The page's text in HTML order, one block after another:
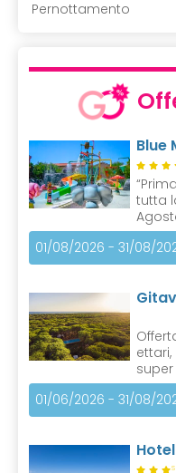
Pernottamento
Blue
tutta
01/08/2026 - 31/08/
01/06/2026 - 31/08/
S